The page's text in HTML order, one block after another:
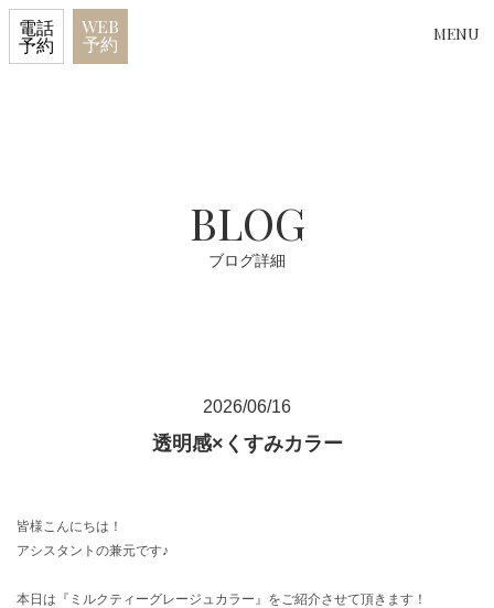
MENU
電話
予約
WEB
予約
BLOG
ブログ詳細
2026/06/16
透明感×くすみカラー
皆様こんにちは！
アシスタントの兼元です♪
本日は『ミルクティーグレージュカラー』をご紹介させて頂きます！